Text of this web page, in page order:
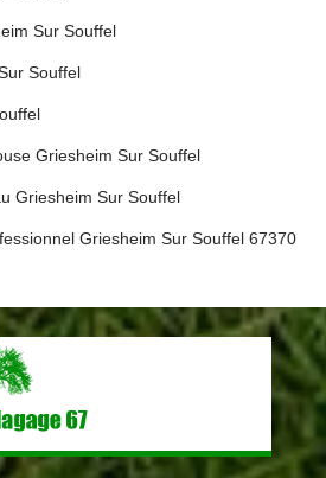
Sur Souffel
Souffel
Griesheim Sur Souffel
Griesheim Sur Souffel
Griesheim Sur Souffel 67370